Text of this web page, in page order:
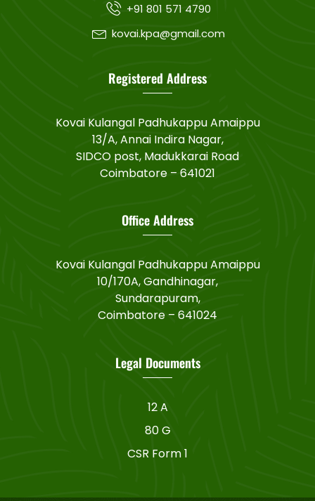
+91 801 571 4790
kovai.kpa@gmail.com
Registered Address
Kovai Kulangal Padhukappu Amaippu
13/A, Annai Indira Nagar,
SIDCO post, Madukkarai Road
Coimbatore – 641021
Office Address
Kovai Kulangal Padhukappu Amaippu
10/170A, Gandhinagar,
Sundarapuram,
Coimbatore – 641024
Legal Documents
12 A
80 G
CSR Form 1